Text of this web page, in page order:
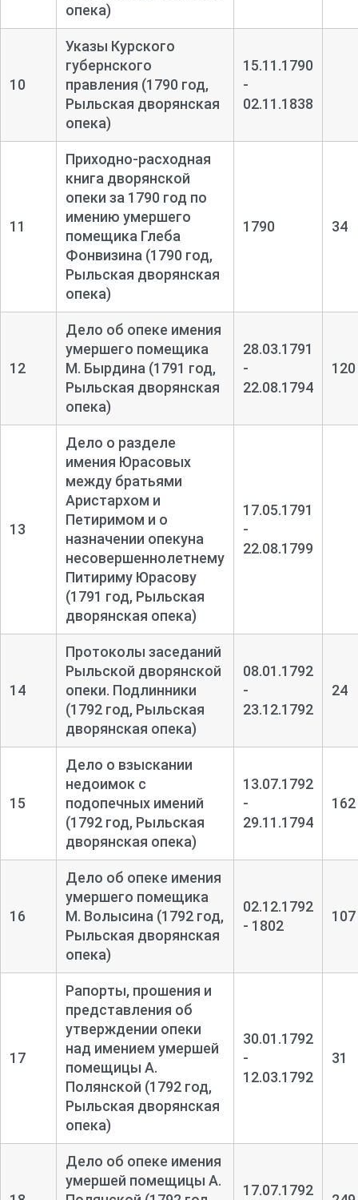
опека)
10
Указы Курского
губернского
правления (1790 год,
Рыльская дворянская
опека)
15.11.1790
-
02.11.1838
11
Приходно-расходная
книга дворянской
опеки за 1790 год по
имению умершего
помещика Глеба
Фонвизина (1790 год,
Рыльская дворянская
опека)
1790 34
12
Дело об опеке имения
умершего помещика
М. Бырдина (1791 год,
Рыльская дворянская
опека)
28.03.1791
-
22.08.1794
120
13
Дело о разделе
имения Юрасовых
между братьями
Аристархом и
Петиримом и о
назначении опекуна
несовершеннолетнему
Питириму Юрасову
(1791 год, Рыльская
дворянская опека)
17.05.1791
-
22.08.1799
14
Протоколы заседаний
Рыльской дворянской
опеки. Подлинники
(1792 год, Рыльская
дворянская опека)
08.01.1792
-
23.12.1792
24
15
Дело о взыскании
недоимок с
подопечных имений
(1792 год, Рыльская
дворянская опека)
13.07.1792
-
29.11.1794
162
16
Дело об опеке имения
умершего помещика
М. Волысина (1792 год,
Рыльская дворянская
опека)
02.12.1792
- 1802
107
17
Рапорты, прошения и
представления об
утверждении опеки
над имением умершей
помещицы А.
Полянской (1792 год,
Рыльская дворянская
опека)
30.01.1792
-
12.03.1792
31
Дело об опеке имения
умершей помещицы А.
17.07.1792